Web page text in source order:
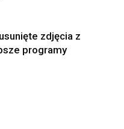
zdjęcia z
programy